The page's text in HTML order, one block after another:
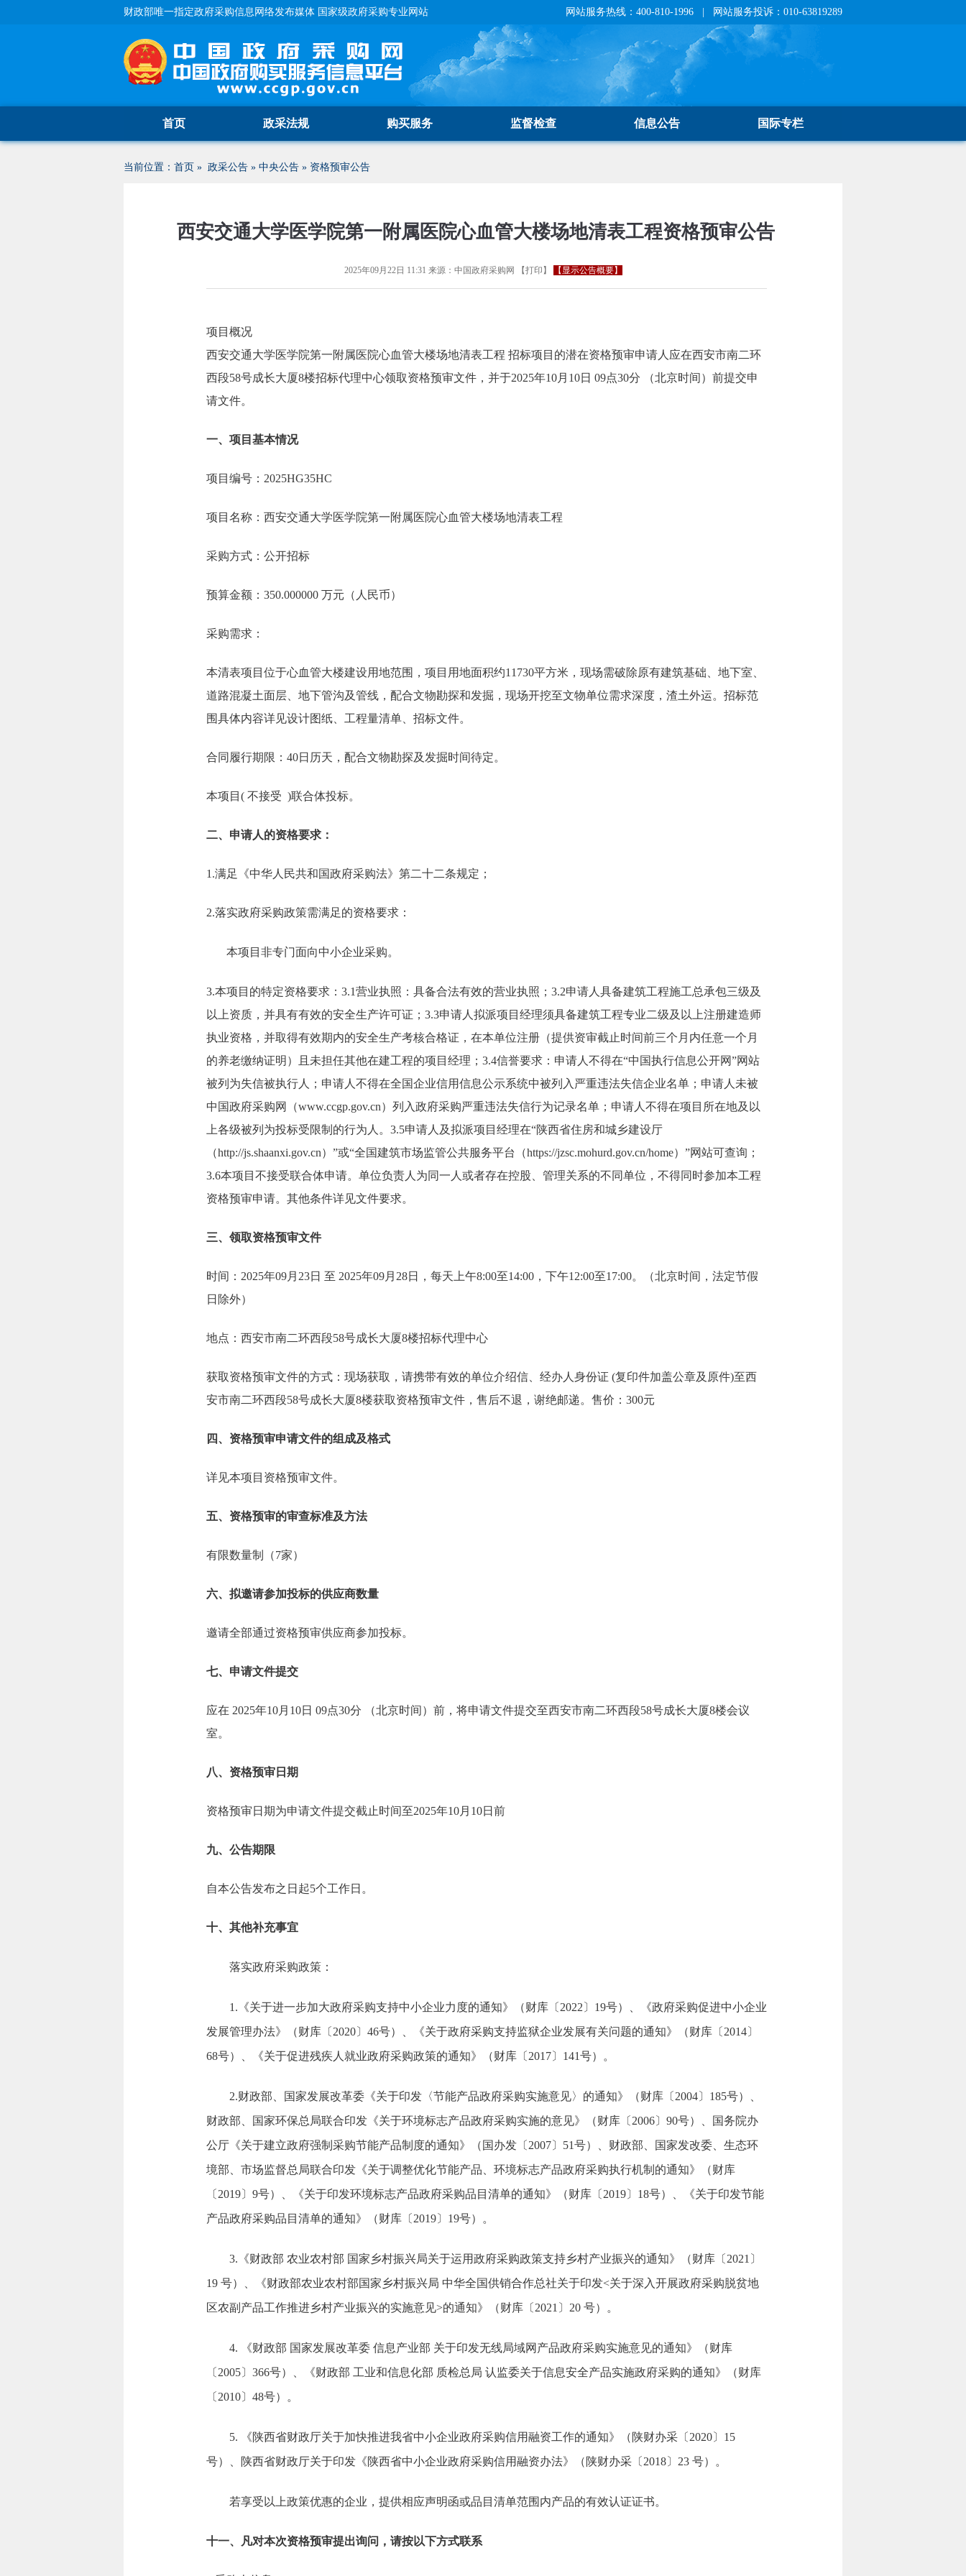
财政部唯一指定政府采购信息网络发布媒体 国家级政府采购专业网站 网站服务热线：400-810-1996 | 网站服务投诉：010-63819289
首页 政采法规 购买服务 监督检查 信息公告 国际专栏
当前位置： 首页 » 政采公告 » 中央公告 » 资格预审公告
西安交通大学医学院第一附属医院心血管大楼场地清表工程资格预审公告
2025年09月22日 11:31 来源： 中国政府采购网 【打印 】 【显示公告概要】
项目概况
西安交通大学医学院第一附属医院心血管大楼场地清表工程 招标项目的潜在资格预审申请人应在西安市南二环
西段58号成长大厦8楼招标代理中心领取资格预审文件，并于2025年10月10日 09点30分 （北京时间）前提交申
请文件。
一、项目基本情况
项目编号：2025HG35HC
项目名称：西安交通大学医学院第一附属医院心血管大楼场地清表工程
采购方式：公开招标
预算金额：350.000000 万元（人民币）
采购需求：
本清表项目位于心血管大楼建设用地范围，项目用地面积约11730平方米，现场需破除原有建筑基础、地下室、
道路混凝土面层、地下管沟及管线，配合文物勘探和发掘，现场开挖至文物单位需求深度，渣土外运。招标范
围具体内容详见设计图纸、工程量清单、招标文件。
合同履行期限：40日历天，配合文物勘探及发掘时间待定。
本项目( 不接受 )联合体投标。
二、申请人的资格要求：
1.满足《中华人民共和国政府采购法》第二十二条规定；
2.落实政府采购政策需满足的资格要求：
本项目非专门面向中小企业采购。
3.本项目的特定资格要求：3.1营业执照：具备合法有效的营业执照；3.2申请人具备建筑工程施工总承包三级及
以上资质，并具有有效的安全生产许可证；3.3申请人拟派项目经理须具备建筑工程专业二级及以上注册建造师
执业资格，并取得有效期内的安全生产考核合格证，在本单位注册（提供资审截止时间前三个月内任意一个月
的养老缴纳证明）且未担任其他在建工程的项目经理；3.4信誉要求：申请人不得在“中国执行信息公开网”网站
被列为失信被执行人；申请人不得在全国企业信用信息公示系统中被列入严重违法失信企业名单；申请人未被
中国政府采购网（www.ccgp.gov.cn）列入政府采购严重违法失信行为记录名单；申请人不得在项目所在地及以
上各级被列为投标受限制的行为人。3.5申请人及拟派项目经理在“陕西省住房和城乡建设厅
（http://js.shaanxi.gov.cn）”或“全国建筑市场监管公共服务平台（https://jzsc.mohurd.gov.cn/home）”网站可查询；
3.6本项目不接受联合体申请。单位负责人为同一人或者存在控股、管理关系的不同单位，不得同时参加本工程
资格预审申请。其他条件详见文件要求。
三、领取资格预审文件
时间：2025年09月23日 至 2025年09月28日，每天上午8:00至14:00，下午12:00至17:00。（北京时间，法定节假
日除外）
地点：西安市南二环西段58号成长大厦8楼招标代理中心
获取资格预审文件的方式：现场获取，请携带有效的单位介绍信、经办人身份证 (复印件加盖公章及原件)至西
安市南二环西段58号成长大厦8楼获取资格预审文件，售后不退，谢绝邮递。售价：300元
四、资格预审申请文件的组成及格式
详见本项目资格预审文件。
五、资格预审的审查标准及方法
有限数量制（7家）
六、拟邀请参加投标的供应商数量
邀请全部通过资格预审供应商参加投标。
七、申请文件提交
应在 2025年10月10日 09点30分 （北京时间）前，将申请文件提交至西安市南二环西段58号成长大厦8楼会议
室。
八、资格预审日期
资格预审日期为申请文件提交截止时间至2025年10月10日前
九、公告期限
自本公告发布之日起5个工作日。
十、其他补充事宜
落实政府采购政策：
1.《关于进一步加大政府采购支持中小企业力度的通知》（财库〔2022〕19号）、《政府采购促进中小企业
发展管理办法》（财库〔2020〕46号）、《关于政府采购支持监狱企业发展有关问题的通知》（财库〔2014〕
68号）、《关于促进残疾人就业政府采购政策的通知》（财库〔2017〕141号）。
2.财政部、国家发展改革委《关于印发〈节能产品政府采购实施意见〉的通知》（财库〔2004〕185号）、
财政部、国家环保总局联合印发《关于环境标志产品政府采购实施的意见》（财库〔2006〕90号）、国务院办
公厅《关于建立政府强制采购节能产品制度的通知》（国办发〔2007〕51号）、财政部、国家发改委、生态环
境部、市场监督总局联合印发《关于调整优化节能产品、环境标志产品政府采购执行机制的通知》（财库
〔2019〕9号）、《关于印发环境标志产品政府采购品目清单的通知》（财库〔2019〕18号）、《关于印发节能
产品政府采购品目清单的通知》（财库〔2019〕19号）。
3.《财政部 农业农村部 国家乡村振兴局关于运用政府采购政策支持乡村产业振兴的通知》（财库〔2021〕
19 号）、《财政部农业农村部国家乡村振兴局 中华全国供销合作总社关于印发<关于深入开展政府采购脱贫地
区农副产品工作推进乡村产业振兴的实施意见>的通知》（财库〔2021〕20 号）。
4. 《财政部 国家发展改革委 信息产业部 关于印发无线局域网产品政府采购实施意见的通知》（财库
〔2005〕366号）、《财政部 工业和信息化部 质检总局 认监委关于信息安全产品实施政府采购的通知》（财库
〔2010〕48号）。
5. 《陕西省财政厅关于加快推进我省中小企业政府采购信用融资工作的通知》（陕财办采〔2020〕15
号）、陕西省财政厅关于印发《陕西省中小企业政府采购信用融资办法》（陕财办采〔2018〕23 号）。
若享受以上政策优惠的企业，提供相应声明函或品目清单范围内产品的有效认证证书。
十一、凡对本次资格预审提出询问，请按以下方式联系